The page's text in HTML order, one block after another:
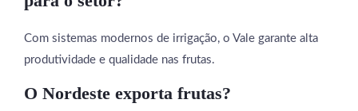
Com sistemas modernos de irrigação, o Vale garante alta
produtividade e qualidade nas frutas.
O Nordeste exporta frutas?